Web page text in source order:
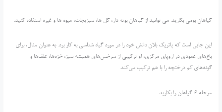
گیاهان بومی بکارید. می توانید از گیاهان بوته دار، گل ها، سبزیجات، میوه ها و غیره استفاده کنید.
این جایی است که پاتریک بلان دانش خود را در مورد گیاه شناسی به کار برد. به عنوان مثال، برای
باغ‌های عمودی در اروپای مرکزی، او ترکیبی از سرخس‌های همیشه سبز، خزه‌ها، علف‌ها و
گونه‌های کم درختچه را با هم ترکیب می‌کند.
مرحله 6: گیاهان را بکارید